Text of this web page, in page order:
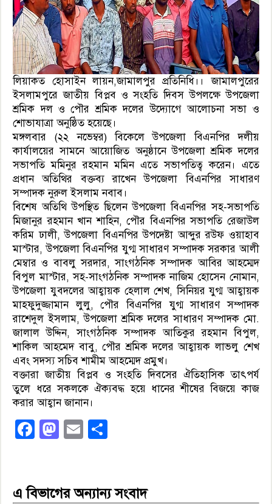
লিয়াকত হোসাইন লায়ন,জামালপুর প্রতিনিধি।। জামালপুরের
ইসলামপুরে জাতীয় বিপ্লব ও সংহতি দিবস উপলক্ষে উপজেলা
শ্রমিক দল ও পৌর শ্রমিক দলের উদ্যোগে আলোচনা সভা ও
শোভাযাত্রা অনুষ্ঠিত হয়েছে।
মঙ্গলবার (২২ নভেম্বর) বিকেলে উপজেলা বিএনপির দলীয়
কার্যালয়ের সামনে আয়োজিত অনুষ্ঠানে উপজেলা শ্রমিক দলের
সভাপতি মমিনুর রহমান মমিন এতে সভাপতিত্ব করেন। এতে
প্রধান অতিথির বক্তব্য রাখেন উপজেলা বিএনপির সাধারণ
সম্পাদক নুরুল ইসলাম নবাব।
বিশেষ অতিথি উপস্থিত ছিলেন উপজেলা বিএনপির সহ-সভাপতি
মিজানুর রহমান খান শাহিন, পৌর বিএনপির সভাপতি রেজাউল
করিম ঢালী, উপজেলা বিএনপির উপদেষ্টা আব্দুর রউফ ওয়াহাব
মাস্টার, উপজেলা বিএনপির যুগ্ম সাধারণ সম্পাদক সরকার আলী
মেম্বার ও বাবলু সরদার, সাংগঠনিক সম্পাদক আবির আহম্মেদ
বিপুল মাস্টার, সহ-সাংগঠনিক সম্পাদক নাজিম হোসেন নোমান,
উপজেলা যুবদলের আহ্বায়ক হেলাল শেখ, সিনিয়র যুগ্ম আহ্বায়ক
মাহফুদুজ্জামান লুলু, পৌর বিএনপির যুগ্ম সাধারণ সম্পাদক
রাশেদুল ইসলাম, উপজেলা শ্রমিক দলের সাধারণ সম্পাদক মো.
জালাল উদ্দিন, সাংগঠনিক সম্পাদক আতিকুর রহমান বিপুল,
শাকিল আহমেদ বাবু, পৌর শ্রমিক দলের আহ্বায়ক লাভলু শেখ
এবং সদস্য সচিব শামীম আহম্মেদ প্রমুখ।
বক্তারা জাতীয় বিপ্লব ও সংহতি দিবসের ঐতিহাসিক তাৎপর্য
তুলে ধরে সকলকে ঐক্যবদ্ধ হয়ে ধানের শীষের বিজয়ে কাজ
করার আহ্বান জানান।
Facebook
Mastodon
Email
এ বিভাগের অন্যান্য সংবাদ